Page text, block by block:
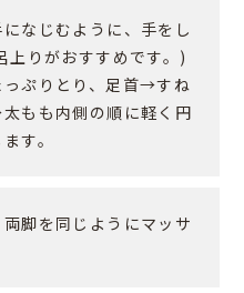
なじむように、手をし
上りがおすすめです。)
ぷりとり、足首→すね
もも内側の順に軽く円
す。
脚を同じようにマッサ